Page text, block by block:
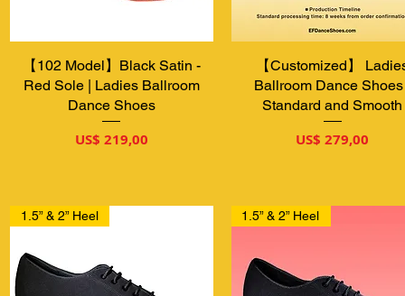
Visualização rápida
【102 Model】Black Satin -
Red Sole | Ladies Ballroom
Dance Shoes
Preço
US$ 219,00
Visualização rápida
【Customized】
Ballroom Dance
Standard and Smooth
Preço
US$ 279,00
1.5” & 2” Heel 1.5” & 2” Heel